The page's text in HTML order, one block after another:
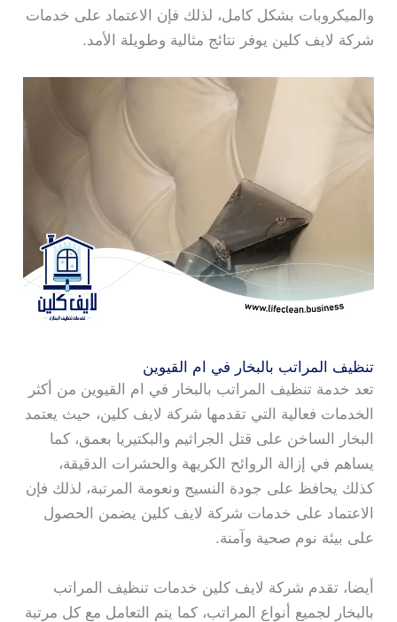
والميكروبات بشكل كامل، لذلك فإن الاعتماد على خدمات
شركة لايف كلين يوفر نتائج مثالية وطويلة الأمد.
تنظيف المراتب بالبخار في ام القيوين
تعد خدمة تنظيف المراتب بالبخار في ام القيوين من أكثر
الخدمات فعالية التي تقدمها شركة لايف كلين، حيث يعتمد
البخار الساخن على قتل الجراثيم والبكتيريا بعمق، كما
يساهم في إزالة الروائح الكريهة والحشرات الدقيقة،
كذلك يحافظ على جودة النسيج ونعومة المرتبة، لذلك فإن
الاعتماد على خدمات شركة لايف كلين يضمن الحصول
على بيئة نوم صحية وآمنة.
أيضا، تقدم شركة لايف كلين خدمات تنظيف المراتب
بالبخار لجميع أنواع المراتب، كما يتم التعامل مع كل مرتبة